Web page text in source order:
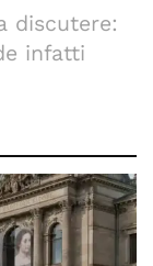
discutere:
infatti